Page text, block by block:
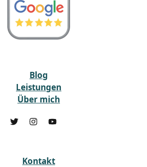
Blog
Leistungen
Über mich
Kontakt